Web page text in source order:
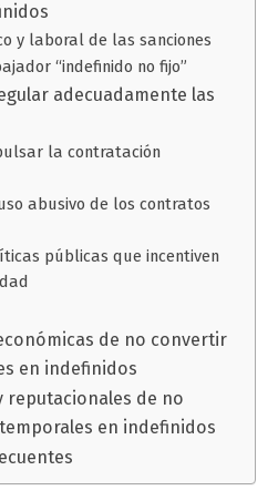
y laboral de las sanciones
“indefinido no fijo”
adecuadamente las
la contratación
abusivo de los contratos
públicas que incentiven
de no convertir
en indefinidos
reputacionales de no
en indefinidos